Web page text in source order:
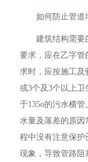
如何防止管道
建筑结构需要
要求，应在乙字管
求时，应按施工及
或3个及3个以上
于135o的污水横
水量及落差的原因
程中没有注意保护
现象，导致管路阻